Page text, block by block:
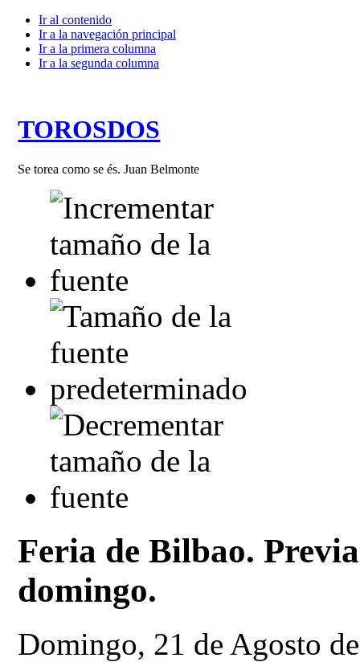
Ir al contenido
Ir a la navegación principal
Ir a la primera columna
Ir a la segunda columna
TOROSDOS
Se torea como se és. Juan Belmonte
Feria de Bilbao.
domingo.
Domingo, 21 de Agosto